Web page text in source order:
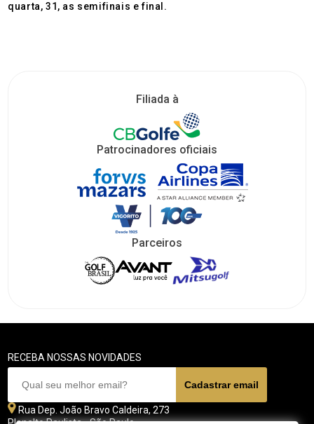
quarta, 31, as semifinais e final.
Filiada à
Patrocinadores oficiais
Parceiros
RECEBA NOSSAS NOVIDADES
Rua Dep. João Bravo Caldeira, 273